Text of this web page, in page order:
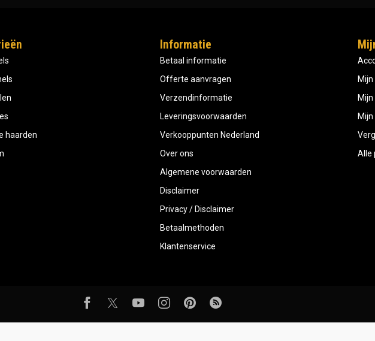
haarden
Informatie
Betaal informatie
Offerte aanvragen
Verzendinformatie
Leveringsvoorwaarden
Verkooppunten Nederland
Over ons
Algemene voorwaarden
Disclaimer
Privacy / Disclaimer
Betaalmethoden
Klantenservice
Alle